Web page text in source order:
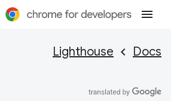
Docs
Lighthouse